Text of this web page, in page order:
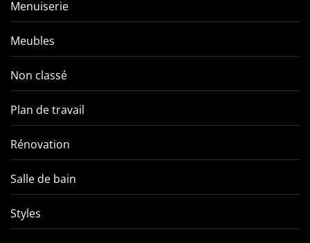
Menuiserie
Meubles
Non classé
Plan de travail
Rénovation
Salle de bain
Styles